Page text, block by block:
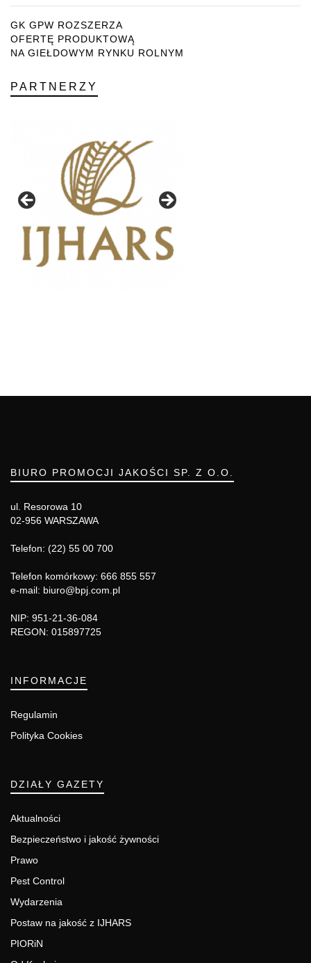
GK GPW ROZSZERZA
OFERTĘ PRODUKTOWĄ
NA GIEŁDOWYM RYNKU ROLNYM
PARTNERZY
BIURO PROMOCJI JAKOŚCI SP. Z O.O.
ul. Resorowa 10
02-956 WARSZAWA
Telefon: (22) 55 00 700
Telefon komórkowy: 666 855 557
e-mail: biuro@bpj.com.pl
NIP: 951-21-36-084
REGON: 015897725
INFORMACJE
Regulamin
Polityka Cookies
DZIAŁY GAZETY
Aktualności
Bezpieczeństwo i jakość żywności
Prawo
Pest Control
Wydarzenia
Postaw na jakość z IJHARS
PIORiN